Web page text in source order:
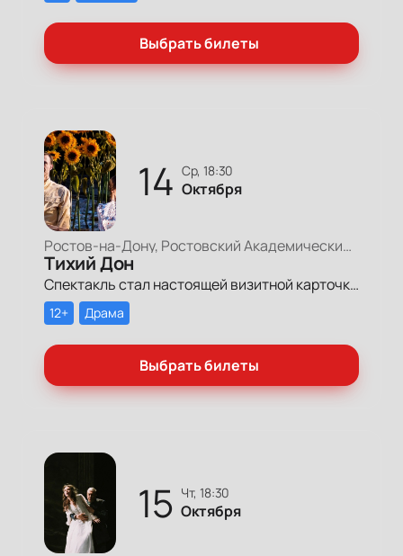
Выбрать билеты
14 ср, 18:30
Октября
Ростов-на-Дону, Ростовский Академический Театр Драмы, Большая сцена
Тихий Дон
Спектакль стал настоящей визитной карточкой театра и всего региона. Его по достоинству оценили и зрители, и театральная общественность России. Постановка неизменно собирает полные залы в родном театре.
12+ Драма
Выбрать билеты
15 чт, 18:30
Октября